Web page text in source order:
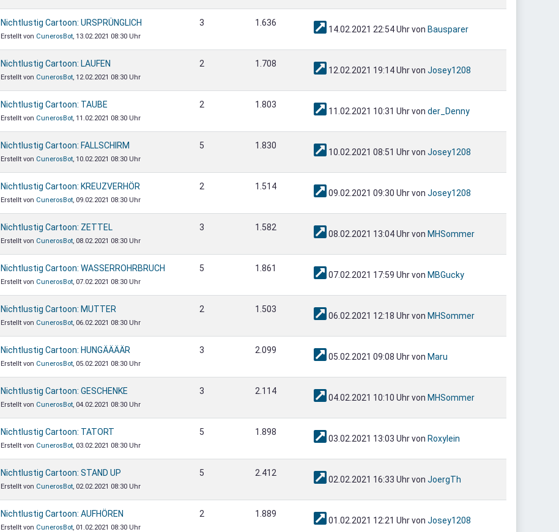
Nichtlustig Cartoon: URSPRÜNGLICH
Erstellt von CunerosBot, 13.02.2021 08:30 Uhr
3 1.636
14.02.2021 22:54 Uhr von Bausparer
Nichtlustig Cartoon: LAUFEN
Erstellt von CunerosBot, 12.02.2021 08:30 Uhr
2 1.708
12.02.2021 19:14 Uhr von Josey1208
Nichtlustig Cartoon: TAUBE
Erstellt von CunerosBot, 11.02.2021 08:30 Uhr
2 1.803
11.02.2021 10:31 Uhr von der_Denny
Nichtlustig Cartoon: FALLSCHIRM
Erstellt von CunerosBot, 10.02.2021 08:30 Uhr
5 1.830
10.02.2021 08:51 Uhr von Josey1208
Nichtlustig Cartoon: KREUZVERHÖR
Erstellt von CunerosBot, 09.02.2021 08:30 Uhr
2 1.514
09.02.2021 09:30 Uhr von Josey1208
Nichtlustig Cartoon: ZETTEL
Erstellt von CunerosBot, 08.02.2021 08:30 Uhr
3 1.582
08.02.2021 13:04 Uhr von MHSommer
Nichtlustig Cartoon: WASSERROHRBRUCH
Erstellt von CunerosBot, 07.02.2021 08:30 Uhr
5 1.861
07.02.2021 17:59 Uhr von MBGucky
Nichtlustig Cartoon: MUTTER
Erstellt von CunerosBot, 06.02.2021 08:30 Uhr
2 1.503
06.02.2021 12:18 Uhr von MHSommer
Nichtlustig Cartoon: HUNGÄÄÄÄR
Erstellt von CunerosBot, 05.02.2021 08:30 Uhr
3 2.099
05.02.2021 09:08 Uhr von Maru
Nichtlustig Cartoon: GESCHENKE
Erstellt von CunerosBot, 04.02.2021 08:30 Uhr
3 2.114
04.02.2021 10:10 Uhr von MHSommer
Nichtlustig Cartoon: TATORT
Erstellt von CunerosBot, 03.02.2021 08:30 Uhr
5 1.898
03.02.2021 13:03 Uhr von Roxylein
Nichtlustig Cartoon: STAND UP
Erstellt von CunerosBot, 02.02.2021 08:30 Uhr
5 2.412
02.02.2021 16:33 Uhr von JoergTh
Nichtlustig Cartoon: AUFHÖREN
Erstellt von CunerosBot, 01.02.2021 08:30 Uhr
2 1.889
01.02.2021 12:21 Uhr von Josey1208